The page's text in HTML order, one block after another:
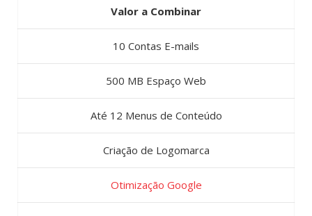
Valor a Combinar
10 Contas E-mails
500 MB Espaço Web
Até 12 Menus de Conteúdo
Criação de Logomarca
Otimização Google